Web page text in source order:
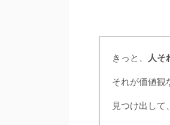
きっと、 人そ
それが価値観
見つけ出して